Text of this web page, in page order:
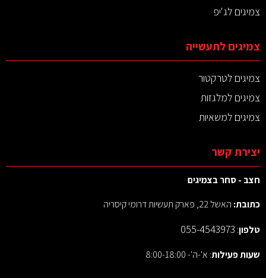
צמיגים לג'יפ
צמיגים לתעשייה
צמיגים לטרקטור
צמיגים למלגזות
צמיגים למשאיות
יצירת קשר
חצב - סחר בצמיגים
כתובת: האשל 22, פארק תעשיות דרומי קיסריה
טלפון:
055-4543973
שעות פעילות: א'-ה'- 8:00-18:00